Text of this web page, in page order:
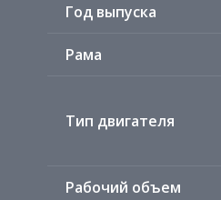
Год выпуска
Рама
Тип двигателя
Рабочий объем